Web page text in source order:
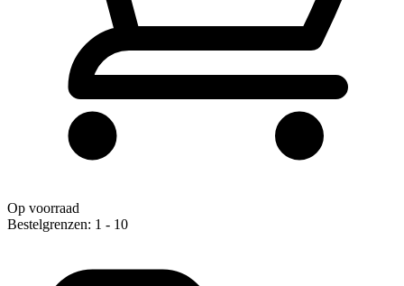
Op voorraad
Bestelgrenzen: 1 - 10